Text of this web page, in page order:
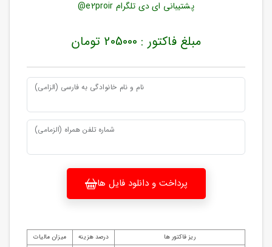
پشتیبانی ای دی تلگرام e2proir@
مبلغ فاکتور : 205000 تومان
نام و نام خانوادگی به فارسی (الزامی)
شماره تلفن همراه (الزمامی)
پرداخت و دانلود فایل ها
ریز فاکتور ها درصد هزینه
میزان مالیات